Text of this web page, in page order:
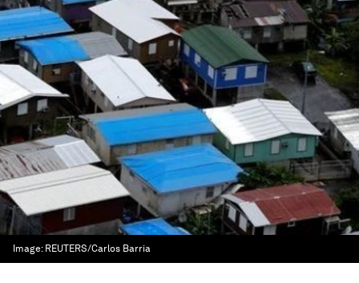
Image: REUTERS/Carlos Barria